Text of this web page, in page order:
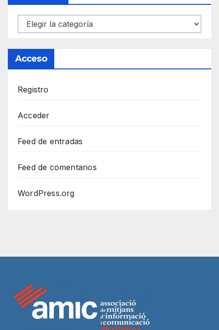
Categorías
Acceso
Registro
Acceder
Feed de entradas
Feed de comentarios
WordPress.org